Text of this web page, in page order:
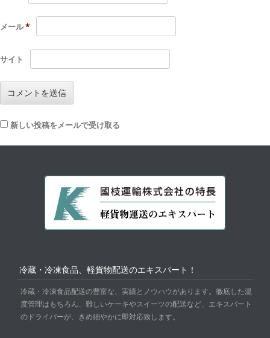
メール*
サイト
新しい投稿をメールで受け取る
冷蔵・冷凍食品、軽貨物配送のエキスパート！
冷蔵・冷凍食品配送の豊富な、実績とノウハウがあります。徹底した温
度管理はもちろん、難しいケーキやスイーツの配送など、エキスパート
のドライバーが、きめ細やかに即対応致します。